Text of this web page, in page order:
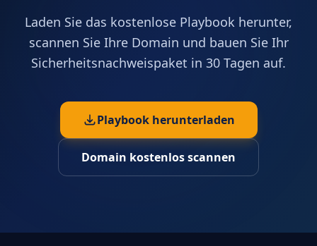
Laden Sie das kostenlose Playbook herunter,
scannen Sie Ihre Domain und bauen Sie Ihr
Sicherheitsnachweispaket in 30 Tagen auf.
Playbook herunterladen
Domain kostenlos scannen